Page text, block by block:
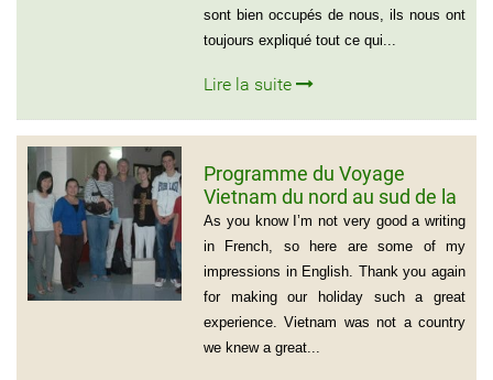
sont bien occupés de nous, ils nous ont
toujours expliqué tout ce qui...
Lire la suite
Programme du Voyage
Vietnam du nord au sud de la
famille de Vivien Schydlawsky
As you know I’m not very good a writing
in French, so here are some of my
impressions in English. Thank you again
for making our holiday such a great
experience. Vietnam was not a country
we knew a great...